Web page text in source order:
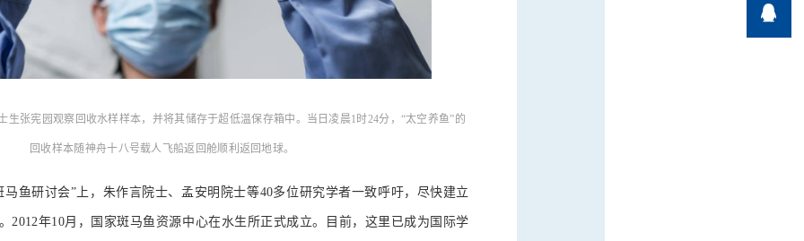
生张宪园观察回收水样样本，并将其储存于超低温保存箱中。当日凌晨1时24分，“太空养鱼”的
回收样本随神舟十八号载人飞船返回舱顺利返回地球。
马鱼研讨会”上，朱作言院士、孟安明院士等40多位研究学者一致呼吁，尽快建立
2012年10月，国家斑马鱼资源中心在水生所正式成立。目前，这里已成为国际学
